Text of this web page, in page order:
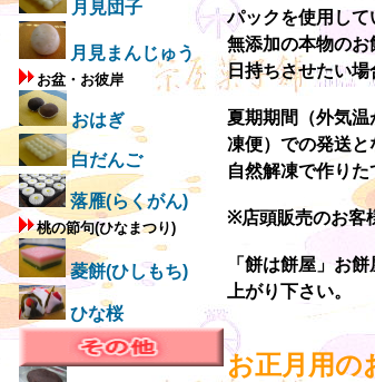
パックを使用して
無添加の本物のお
日持ちさせたい場
夏期期間（外気
凍便）での発送と
自然解凍で作りた
※店頭販売のお客
「餅は餅屋」お
上がり下さい。
お正月用の
月見団子
月見まんじゅう
お盆・お彼岸
おはぎ
白だんご
落雁(らくがん)
桃の節句(ひなまつり)
菱餅(ひしもち)
ひな桜